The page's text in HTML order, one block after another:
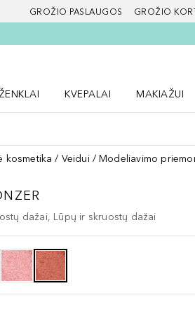
GROŽIO PASLAUGOS GROŽIO
puslapį
KVEPALAI
MAKIAŽUI
kosmetika Veidui Modeliavimo
dažai, Lūpų ir skruostų dažai